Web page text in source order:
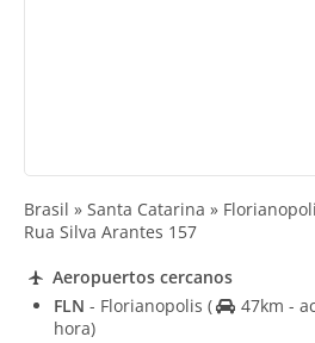
Brasil » Santa Catarina »
Rua Silva Arantes 157
Aeropuertos cercanos
FLN - Florianopolis (
47km -
hora)